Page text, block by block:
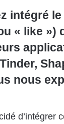
intégré
« like »)
nous
d’intégrer